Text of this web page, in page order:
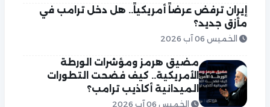
إيران ترفض عرضاً أمريكياً.. هل دخل ترامب في
مأزق جديد؟
الخميس 06 آب 2026
مضيق هرمز ومؤشرات الورطة
الأمريكية.. كيف فضحت التطورات
الميدانية أكاذيب ترامب؟
الخميس 06 آب 2026